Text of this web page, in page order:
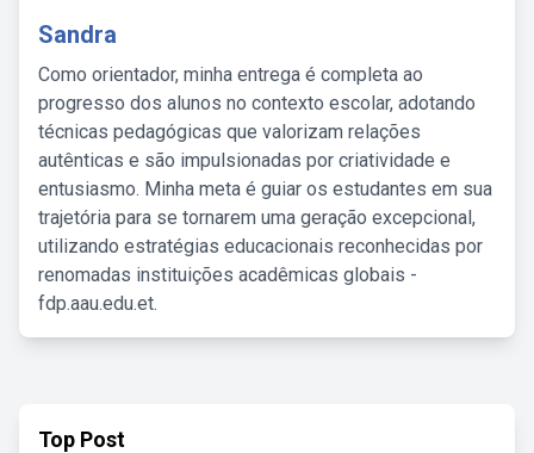
Sandra
Como orientador, minha entrega é completa ao
progresso dos alunos no contexto escolar, adotando
técnicas pedagógicas que valorizam relações
autênticas e são impulsionadas por criatividade e
entusiasmo. Minha meta é guiar os estudantes em sua
trajetória para se tornarem uma geração excepcional,
utilizando estratégias educacionais reconhecidas por
renomadas instituições acadêmicas globais -
fdp.aau.edu.et.
Top Post